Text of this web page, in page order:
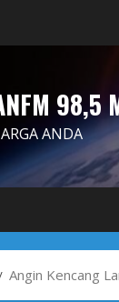
98,5
ANDA
Angin Kencang